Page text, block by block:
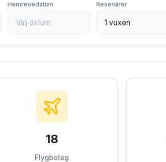
Hemresedatum Resenärer
18
Flygbolag